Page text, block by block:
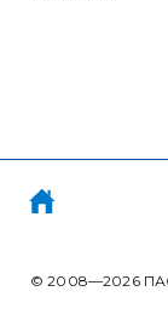
© 2008—2026